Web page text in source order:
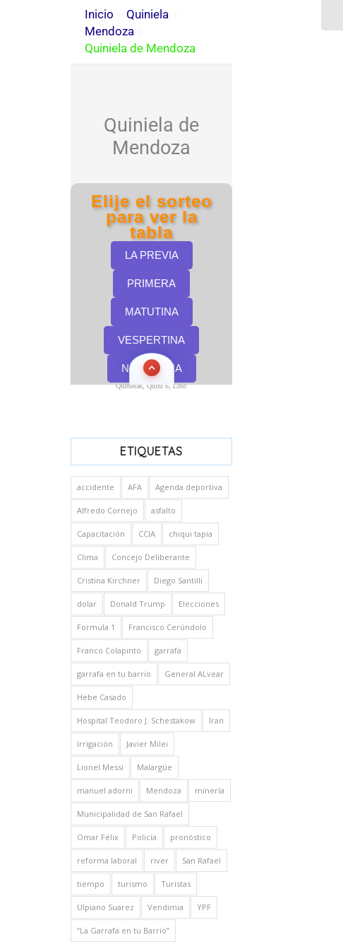
Quinielas, Quini 6, Loto
ETIQUETAS
accidente AFA Agenda deportiva
Alfredo Cornejo asfalto
Capacitación CCIA chiqui tapia
Clima Concejo Deliberante
Cristina Kirchner Diego Santilli
dolar Donald Trump Elecciones
Formula 1 Francisco Cerúndolo
Franco Colapinto garrafa
garrafa en tu barrio General ALvear
Hebe Casado
Hospital Teodoro J. Schestakow Iran
Irrigación Javier Milei
Lionel Messi Malargüe
manuel adorni Mendoza minería
Municipalidad de San Rafael
Omar Félix Policía pronóstico
reforma laboral river San Rafael
tiempo turismo Turistas
Ulpiano Suarez Vendimia YPF
“La Garrafa en tu Barrio”